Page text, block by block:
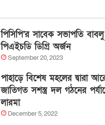
পিসিপি’র সাবেক সভাপতি বাবলু
পিএইচডি ডিগ্রি অর্জন
September 20, 2023
পাহাড়ে বিশেষ মহলের দ্বারা
জাতিগত সশস্ত্র দল গঠনের
লারমা
December 5, 2022